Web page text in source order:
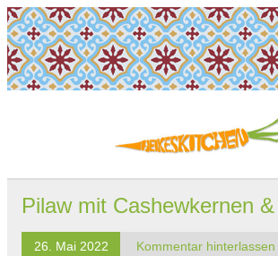
Pilaw mit Cashewkernen
26. Mai 2022 Kommentar hinterlassen